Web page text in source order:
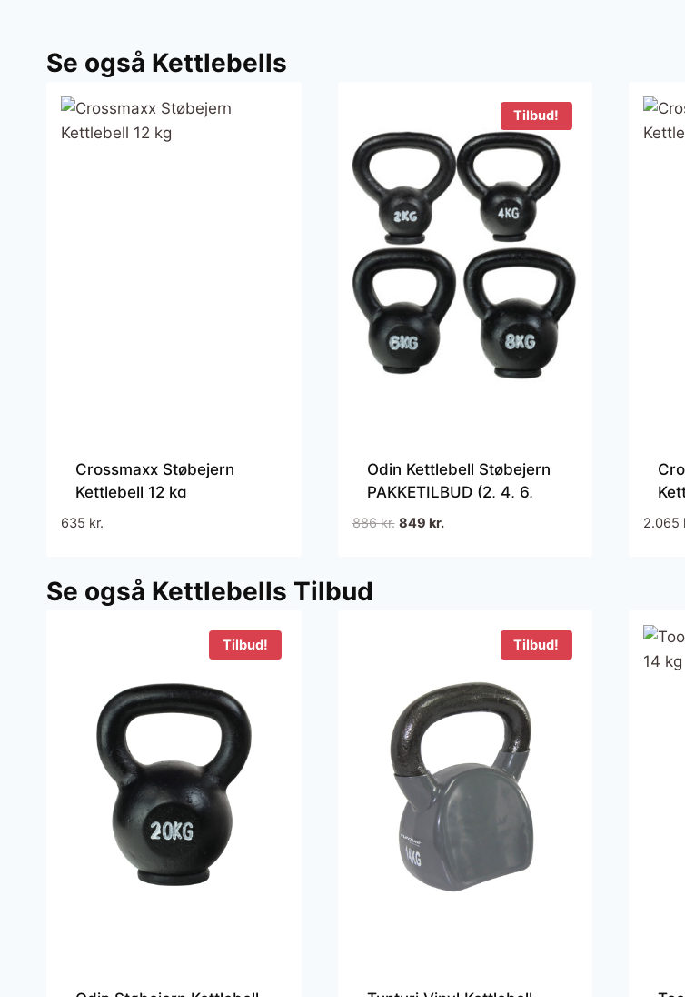
Se også Kettlebells
Crossmaxx Støbejern
Kettlebell 12 kg
635 kr.
Tilbud!
Odin Kettlebell Støbejern
PAKKETILBUD (2, 4, 6,
8kg)
886kr. Den
849 kr.Den
2.065
Se også Kettlebells Tilbud
Tilbud! Tilbud!